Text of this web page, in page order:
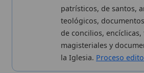
Proceso editorial
Publicación seriada
Datos abiertos
Estadísticas
Aviso legal
Política de privacidad
Más
Nuevas
Cambios
Kit de
Widgets
✦ SÍGUENOS EN